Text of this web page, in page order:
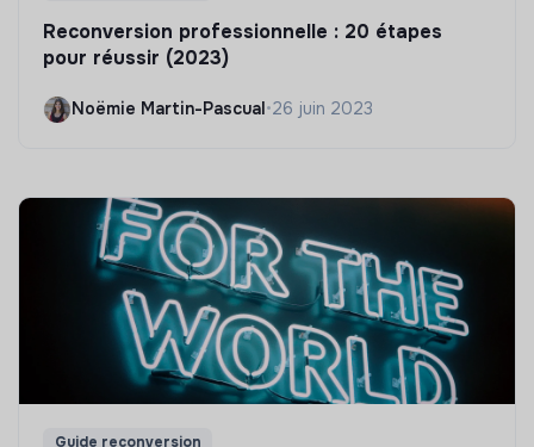
Reconversion professionnelle : 20 étapes
pour réussir (2023)
Noëmie Martin-Pascual•26 juin 2023
Guide reconversion